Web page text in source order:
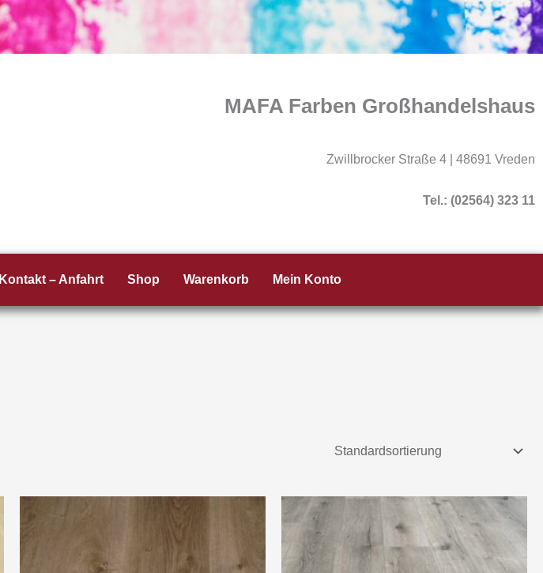
MAFA Farben Großhandelshaus
Zwillbrocker Straße 4 | 48691 Vreden
Tel.: (02564) 323 11
Kontakt – Anfahrt Shop Warenkorb Mein Konto